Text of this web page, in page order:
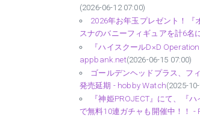
(2026-06-12 07:00)
2026年お年玉プレゼント！『
スナのバニーフィギュアを計6名
『ハイスクールD×D
appbank.net(2026-06-15 07:00)
ゴールデンヘッドプラス、フ
発売延期 - hobby Watch(2025-
『神姫PROJECT』にて、『
で無料10連ガチャも開催中！！ -